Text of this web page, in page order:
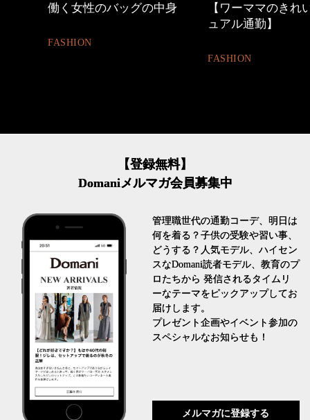
働く女性のバッグの中身
FASHION
【ワーママのきれ
ュアル通勤】
FASHION
【登録無料】
Domaniメルマガ会員募集中
管理職世代の通勤コーデ、明日は
何を着る？子供の受験や習い事、
どうする？人気モデル、ハイセン
スなDomani読者モデル、教育のプ
ロたちから 発信されるタイムリ
ーなテーマをピックアップしてお
届けします。
プレゼント企画やイベント参加の
スペシャルなお知らせも！
メルマガに登録する